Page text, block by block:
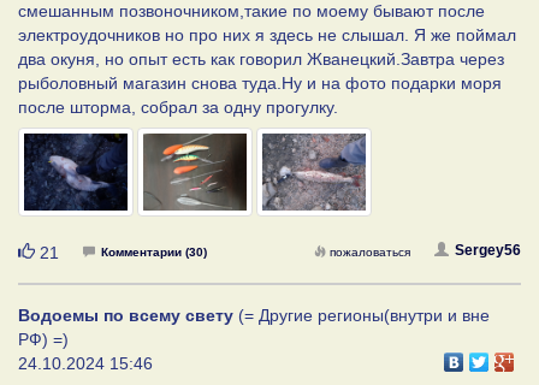
смешанным позвоночником,такие по моему бывают после
электроудочников но про них я здесь не слышал. Я же поймал
два окуня, но опыт есть как говорил Жванецкий.Завтра через
рыболовный магазин снова туда.Ну и на фото подарки моря
после шторма, собрал за одну прогулку.
Нравится
21 Комментарии (30) Sergey56
пожаловаться
Водоемы по всему свету (= Другие регионы(внутри и вне
РФ) =)
24.10.2024 15:46